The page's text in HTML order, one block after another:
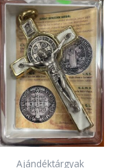
Ajándéktárgyak